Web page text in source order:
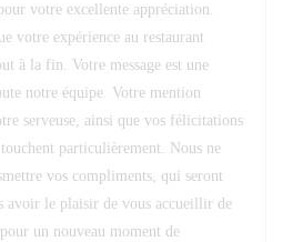
votre excellente appréciation.
votre expérience au restaurant
à la fin. Votre message est une
notre équipe. Votre mention
serveuse, ainsi que vos félicitations
particulièrement. Nous ne
vos compliments, qui seront
avoir le plaisir de vous accueillir de
un nouveau moment de